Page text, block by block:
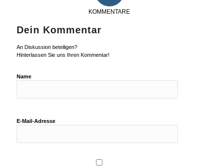
KOMMENTARE
Dein Kommentar
An Diskussion beteiligen?
Hinterlassen Sie uns Ihren Kommentar!
Name
E-Mail-Adresse